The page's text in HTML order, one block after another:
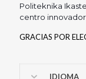
Politeknika
centro innovador
GRACIAS POR
IDIOMA